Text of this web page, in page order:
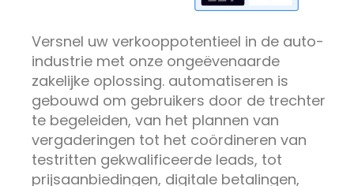
Versnel uw verkooppotentieel in de auto-
industrie met onze ongeëvenaarde
zakelijke oplossing. automatiseren is
gebouwd om gebruikers door de trechter
te begeleiden, van het plannen van
vergaderingen tot het coördineren van
testritten gekwalificeerde leads, tot
prijsaanbiedingen, digitale betalingen,